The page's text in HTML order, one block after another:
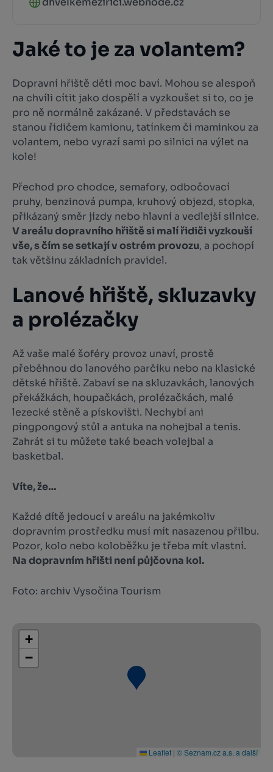
Jaké to je za volantem?
Dopravní hřiště děti moc baví. Mohou se alespoň
na chvíli cítit jako dospělí a vyzkoušet si to, co je
pro ně normálně zakázané. V představách se
stanou řidičem kamionu, tatínkem či maminkou za
volantem, nebo vyrazí sami po silnici na výlet na
kole!
Přechod pro chodce, semafory, odbočovací
pruhy, benzinová pumpa, kruhový objezd, stopka,
přikázaný směr jízdy nebo hlavní a vedlejší silnice.
V areálu dopravního hřiště si malí řidiči vyzkouší
vše, s čím se setkají v ostrém provozu, a pochopí
tak většinu základních pravidel.
Lanové hřiště, skluzavky
a prolézačky
Až vaše malé šoféry provoz unaví, prostě
přeběhnou do lanového parčíku nebo na klasické
dětské hřiště. Zabaví se na skluzavkách, lanových
překážkách, houpačkách, prolézačkách, malé
lezecké stěně a pískovišti. Nechybí ani
pingpongový stůl a antuka na nohejbal a tenis.
Zahrát si tu můžete také beach volejbal a
basketbal.
Víte, že…
Každé dítě jedoucí v areálu na jakémkoliv
dopravním prostředku musí mít nasazenou přilbu.
Pozor, kolo nebo koloběžku je třeba mít vlastní.
Na dopravním hřišti není půjčovna kol.
Foto: archiv Vysočina Tourism
+
−
Leaflet | © Seznam.cz a.s. a další